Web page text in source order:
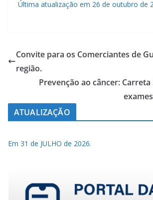
Última atualização em 26 de outubro de
Convite para os Comerciantes de
região.
Prevenção ao câncer:
ATUALIZAÇÃO
Em 31 de JULHO de 2026.